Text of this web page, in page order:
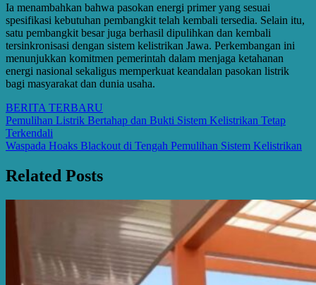
Ia menambahkan bahwa pasokan energi primer yang sesuai
spesifikasi kebutuhan pembangkit telah kembali tersedia. Selain itu,
satu pembangkit besar juga berhasil dipulihkan dan kembali
tersinkronisasi dengan sistem kelistrikan Jawa. Perkembangan ini
menunjukkan komitmen pemerintah dalam menjaga ketahanan
energi nasional sekaligus memperkuat keandalan pasokan listrik
bagi masyarakat dan dunia usaha.
BERITA TERBARU
Post
navigation
Pemulihan Listrik Bertahap dan Bukti Sistem Kelistrikan Tetap
Terkendali
Waspada Hoaks Blackout di Tengah Pemulihan Sistem Kelistrikan
Related Posts